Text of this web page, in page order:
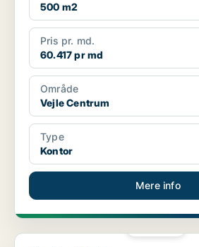
500 m2
Pris pr. md.
60.417 pr md
Område
Vejle Centrum
Type
Kontor
Mere info
Kontor i Vejle